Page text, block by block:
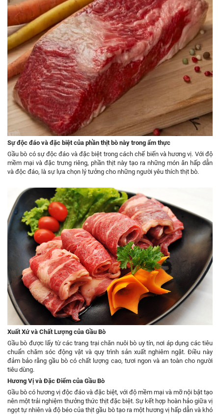
Sự độc đáo và đặc biệt của phần thịt bò này trong ẩm thực
Gầu bò có sự độc đáo và đặc biệt trong cách chế biến và hương vị. Với độ
mềm mại và đặc trưng riêng, phần thịt này tạo ra những món ăn hấp dẫn
và độc đáo, là sự lựa chọn lý tưởng cho những người yêu thích thịt bò.
Xuất Xứ và Chất Lượng của Gầu Bò
Gầu bò được lấy từ các trang trại chăn nuôi bò uy tín, nơi áp dụng các tiêu
chuẩn chăm sóc động vật và quy trình sản xuất nghiêm ngặt. Điều này
đảm bảo rằng gầu bò có chất lượng cao, tươi ngon và an toàn cho người
tiêu dùng.
Hương Vị và Đặc Điểm của Gầu Bò
Gầu bò có hương vị độc đáo và đặc biệt, với độ mềm mại và mỡ nội bật tạo
nên một trải nghiệm thưởng thức thịt đặc biệt. Sự kết hợp hoàn hảo giữa vị
ngọt tự nhiên và độ béo của thịt gầu bò tạo ra một hương vị hấp dẫn và khó